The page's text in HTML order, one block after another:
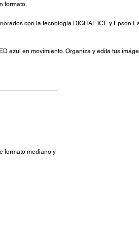
formato.
con la tecnología DIGITAL ICE y Epson
azul en movimiento. Organiza y edita tus
formato mediano y